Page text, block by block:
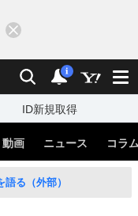
検索 通知
i
ID新規取得
動画 ニュース コラ
る（外部）